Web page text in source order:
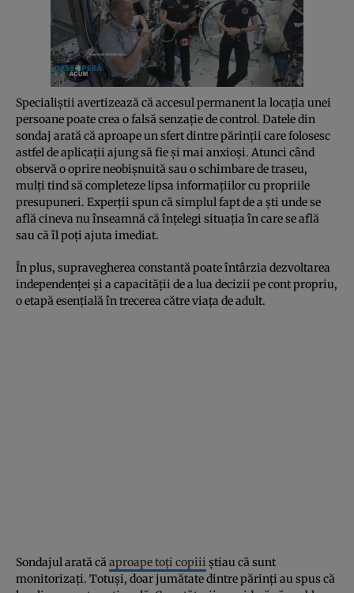
Specialiștii avertizează că accesul permanent la locația unei
persoane poate crea o falsă senzație de control. Datele din
sondaj arată că aproape un sfert dintre părinții care folosesc
astfel de aplicații ajung să fie și mai anxioși. Atunci când
observă o oprire neobișnuită sau o schimbare de traseu,
mulți tind să completeze lipsa informațiilor cu propriile
presupuneri. Experții spun că simplul fapt de a ști unde se
află cineva nu înseamnă că înțelegi situația în care se află
sau că îl poți ajuta imediat.
În plus, supravegherea constantă poate întârzia dezvoltarea
independenței și a capacității de a lua decizii pe cont propriu,
o etapă esențială în trecerea către viața de adult.
Sondajul arată căaproape toți copiii știau că sunt
monitorizați. Totuși, doar jumătate dintre părinți au spus că